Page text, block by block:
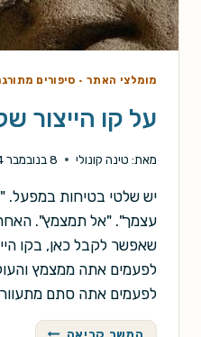
מומלצי האתר· סיפורים
על קו הייצור
מאת: טינה קונולי 8 בנובמבר 2014
יש שלטי בטיחות במפעל.
עצמך". "אל תמצמץ".
שאפשר לקבל כאן, בקו
לפעמים אתה ממצמץ
לפעמים אתה סתם
המשך קריאה על